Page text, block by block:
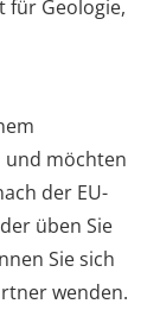
für Geologie,
und möchten
der EU-
üben Sie
Sie sich
wenden.